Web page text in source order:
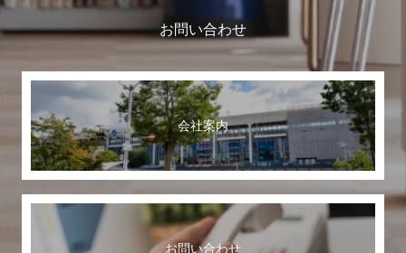
お問い合わせ
会社案内
お問い合わせ